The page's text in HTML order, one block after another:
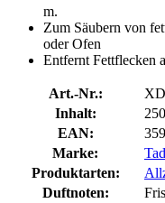
m.
Zum Säubern von
oder Ofen
Entfernt Fettflecken
Art.-Nr.:
Inhalt:
EAN:
Marke:
Produktarten:
Duftnoten: